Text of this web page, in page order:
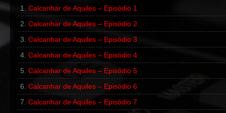
00:00/00:00
Calcanhar de Aquiles – Episódio 1
Calcanhar de Aquiles – Episódio 2
Calcanhar de Aquiles – Episódio 3
Calcanhar de Aquiles – Episódio 4
Calcanhar de Aquiles – Episódio 5
Calcanhar de Aquiles – Episódio 6
Calcanhar de Aquiles – Episódio 7